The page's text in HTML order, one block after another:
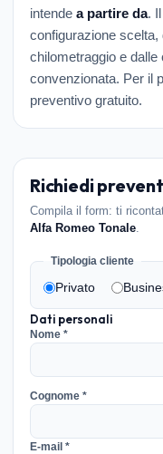
intende a partire da.
configurazione scelta,
chilometraggio e
convenzionata. Per il
preventivo gratuito.
Richiedi
Compila il form: ti
Alfa Romeo Tonale.
Tipologia cliente
Privato
Dati personali
Nome *
Cognome *
E-mail *